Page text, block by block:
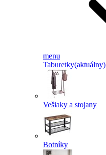
menu
Taburetky(aktuálny)
Vešiaky a stojany
Botníky